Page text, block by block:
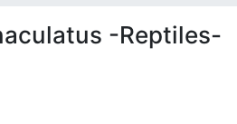
-Reptiles-